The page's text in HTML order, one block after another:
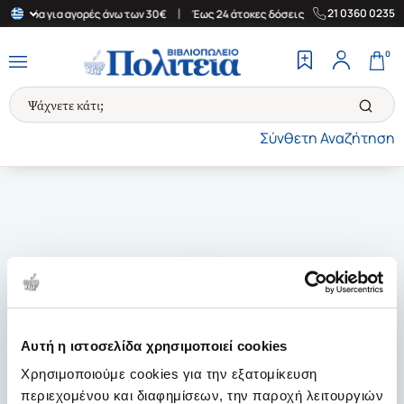
Αυτή η ιστοσελίδα χρησιμοποιεί cookies
Χρησιμοποιούμε cookies για την εξατομίκευση
περιεχομένου και διαφημίσεων, την παροχή λειτουργιών
για αγορές άνω των 30€ | Έως 24 άτοκες δόσεις | Δωρεάν
21 0360 0235
Σύνθετη Αναζήτηση
0